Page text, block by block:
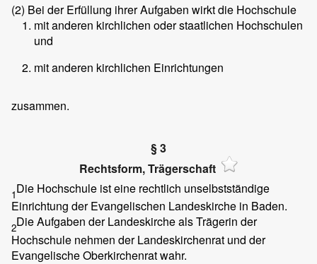
(2) Bei der Erfüllung ihrer Aufgaben wirkt die Hochschule
mit anderen kirchlichen oder staatlichen Hochschulen
und
mit anderen kirchlichen Einrichtungen
zusammen.
§ 3
Rechtsform, Trägerschaft
1Die Hochschule ist eine rechtlich unselbstständige
Einrichtung der Evangelischen Landeskirche in Baden.
2Die Aufgaben der Landeskirche als Trägerin der
Hochschule nehmen der Landeskirchenrat und der
Evangelische Oberkirchenrat wahr.